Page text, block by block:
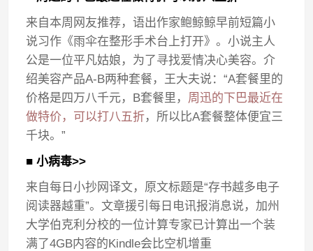
来自本周网友推荐，语出作家鲍鲸鲸早前短篇小
说习作《雨伞在整形手术台上打开》。小说主人
公是一位平凡姑娘，为了寻找爱情决心美容。介
绍美容产品A-B两种套餐，王大夫说：“A套餐里的
价格是四万八千元，B套餐里， 周迅的下巴最近在
做特价，可以打八五折，所以比A套餐整体便宜三
千块。”
■ 小病毒>>
来自每日小抄网译文，原文标题是“存书越多电子
阅读器越重”。文章援引每日电讯报消息说，加州
大学伯克利分校的一位计算专家已计算出一个装
满了4GB内容的Kindle会比空机增重